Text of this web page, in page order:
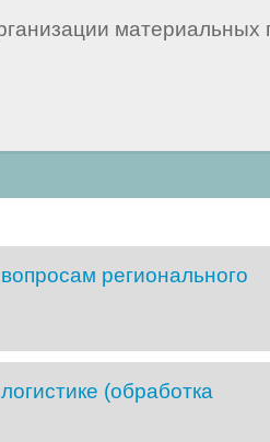
материальных
регионального
(обработка